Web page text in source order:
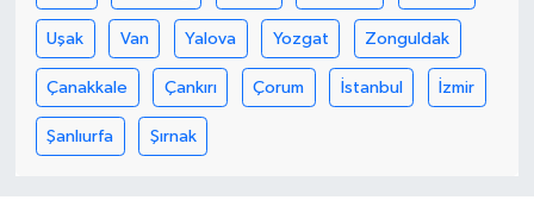
Uşak Van Yalova Yozgat Zonguldak
Çanakkale Çankırı Çorum İstanbul İzmir
Şanlıurfa Şırnak